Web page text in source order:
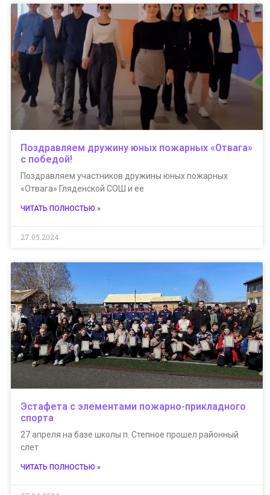
Поздравляем дружину юных пожарных «Отвага»
с победой!
Поздравляем участников дружины юных пожарных
«Отвага» Гляденской СОШ и ее
ЧИТАТЬ ПОЛНОСТЬЮ »
27.05.2024
Эстафета с элементами пожарно-прикладного
спорта
27 апреля на базе школы п. Степное прошел районный
слет
ЧИТАТЬ ПОЛНОСТЬЮ »